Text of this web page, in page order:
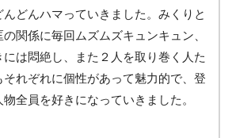
んどんハマっていきました。みくりと
の関係に毎回ムズムズキュンキュン、
には悶絶し、また２人を取り巻く人た
それぞれに個性があって魅力的で、登
物全員を好きになっていきました。